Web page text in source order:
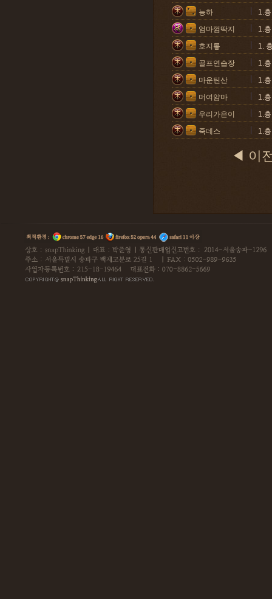
능하
1.
엄마껌딱지
1.
호지롷
1.
골프연습장
1.
마운틴산
1.
머여얌마
1.
우리가은이
1.
죽데스
1.
◀ 이